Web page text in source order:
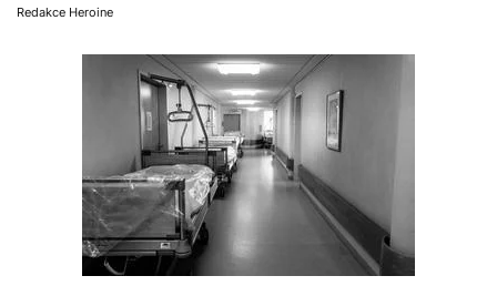
Redakce Heroine